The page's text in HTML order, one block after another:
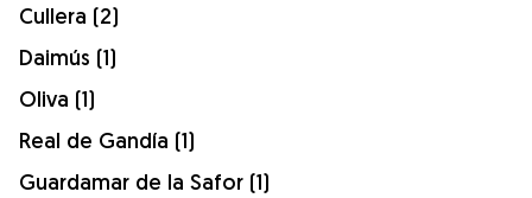
Cullera (2)
Daimús (1)
Oliva (1)
Real de Gandía (1)
Guardamar de la Safor (1)